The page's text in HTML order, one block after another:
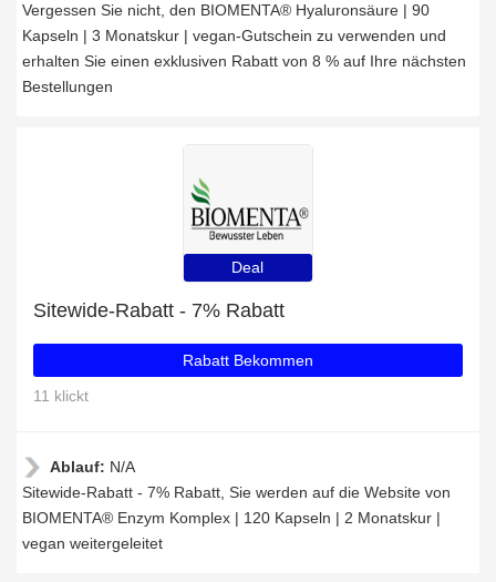
Vergessen Sie nicht, den BIOMENTA® Hyaluronsäure | 90
Kapseln | 3 Monatskur | vegan-Gutschein zu verwenden und
erhalten Sie einen exklusiven Rabatt von 8 % auf Ihre nächsten
Bestellungen
Deal
Sitewide-Rabatt - 7% Rabatt
Rabatt Bekommen
11 klickt
Ablauf: N/A
Sitewide-Rabatt - 7% Rabatt, Sie werden auf die Website von
BIOMENTA® Enzym Komplex | 120 Kapseln | 2 Monatskur |
vegan weitergeleitet